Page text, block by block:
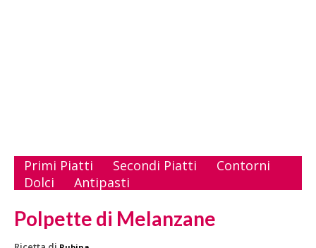
Primi Piatti Secondi Piatti
Contorni
Dolci
Antipasti
Polpette di Melanzane